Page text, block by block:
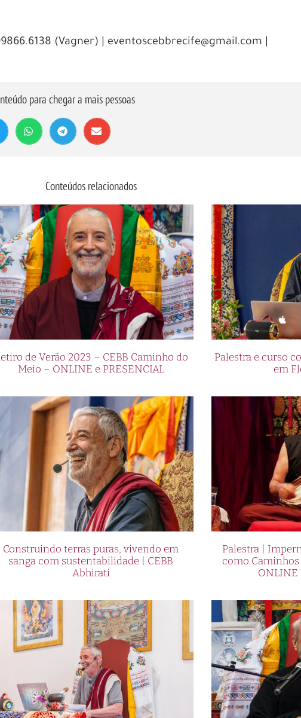
(Vagner) | eventoscebbrecife@gmail.com |
para chegar a mais pessoas
Conteúdos relacionados
de Verão 2023 – CEBB Caminho do
Meio – ONLINE e PRESENCIAL
Palestra e curso
em
Construindo terras puras, vivendo em
sanga com sustentabilidade | CEBB
Abhirati
Palestra |
como Caminhos
ONLINE